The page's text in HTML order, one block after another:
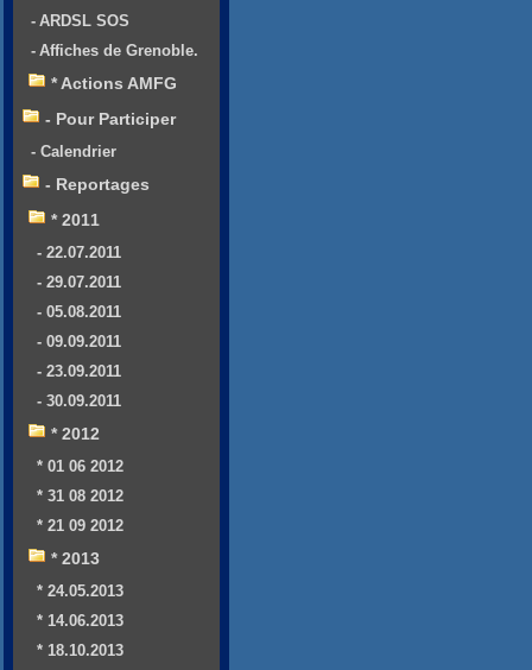
- ARDSL SOS
- Affiches de Grenoble.
* Actions AMFG
- Pour Participer
- Calendrier
- Reportages
* 2011
- 22.07.2011
- 29.07.2011
- 05.08.2011
- 09.09.2011
- 23.09.2011
- 30.09.2011
* 2012
* 01 06 2012
* 31 08 2012
* 21 09 2012
* 2013
* 24.05.2013
* 14.06.2013
* 18.10.2013